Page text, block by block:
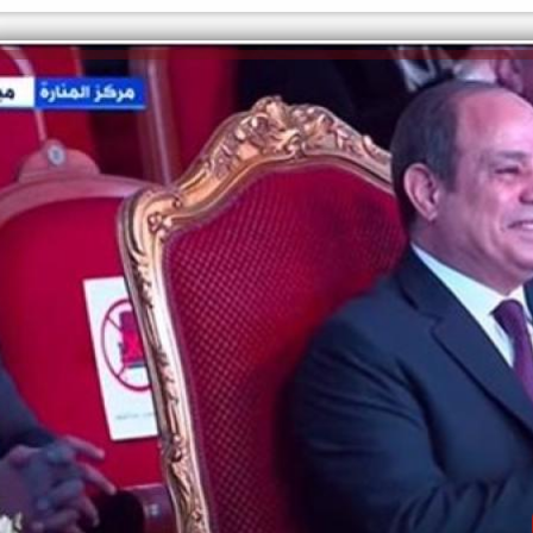
إلهام شرشر تكتب: دي مبقتش كورة..
دي سياسة
الكاتبة إلهام شرشر تهنئ الرئيس
السيسي بعيد ميلاده وتُشيد بجهوده
في بناء الدولة